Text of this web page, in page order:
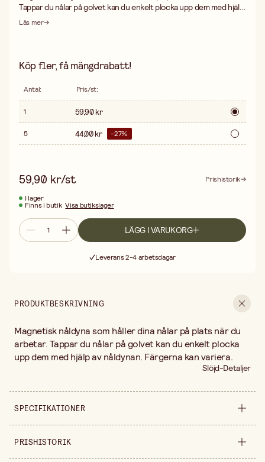
Tappar du nålar på golvet kan du enkelt plocka upp dem med hjälp
av nåldynan. Färgerna kan variera.
Läs mer
Köp fler, få mängdrabatt!
Antal: Pris/st:
1 59,90 kr
5 44,00 kr -27%
59,90 kr/st
Prishistorik
I lager
Finns i butik Visa butikslager
LÄGG I VARUKORG
Leverans 2-4 arbetsdagar
PRODUKTBESKRIVNING
Magnetisk nåldyna som håller dina nålar på plats när du
arbetar. Tappar du nålar på golvet kan du enkelt plocka
upp dem med hjälp av nåldynan. Färgerna kan variera.
Slöjd-Detaljer
SPECIFIKATIONER
Säljs i styck
PRISHISTORIK